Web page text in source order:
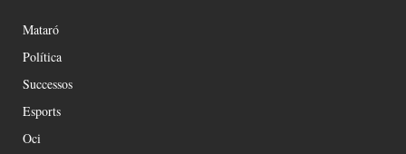
Mataró
Política
Successos
Esports
Oci